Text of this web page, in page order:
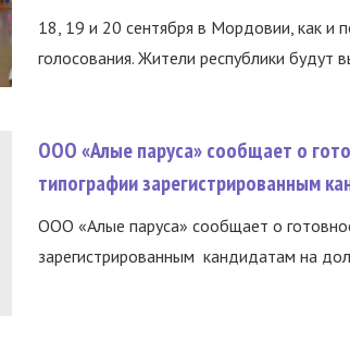
18, 19 и 20 сентября в Мордовии, как и
голосования. Жители республики будут
ООО «Алые паруса» сообщает о
типографии зарегистрированным
ООО «Алые паруса» сообщает о
зарегистрированным кандидатам на